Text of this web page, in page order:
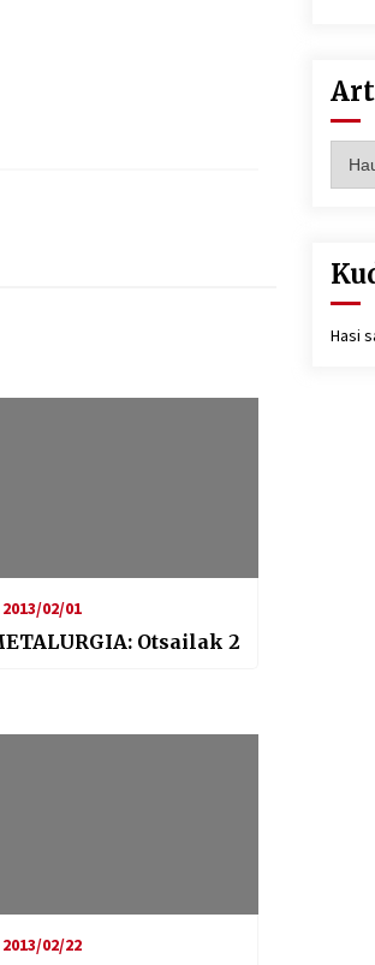
02/01
Otsailak 2
02/22
Hasi